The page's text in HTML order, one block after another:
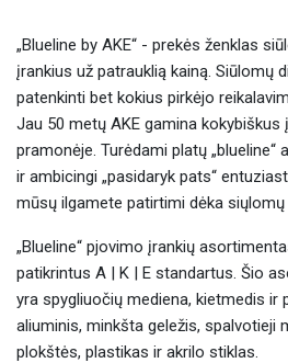
„Blueline by AKE“ - prekės ženklas
įrankius už patrauklią kainą. Siūlomų
patenkinti bet kokius pirkėjo
Jau 50 metų AKE gamina kokybiškus
pramonėje. Turėdami platų „blueline“
ir ambicingi „pasidaryk pats“
mūsų ilgamete patirtimi dėka siųlomų
„Blueline“ pjovimo įrankių
patikrintus A | K | E standartus. Šio
yra spygliuočių mediena, kietmedis ir
aliuminis, minkšta geležis, spalvotieji
plokštės, plastikas ir akrilo stiklas.